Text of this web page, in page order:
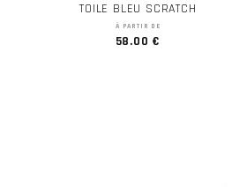
TOILE BLEU SCRATCH
À PARTIR DE
58.00 €